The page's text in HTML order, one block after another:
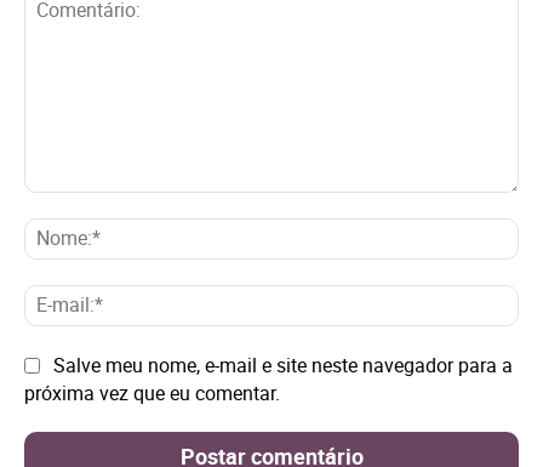
E-
Site: Salve meu nome, e-mail e site neste navegador para a
próxima vez que eu comentar.